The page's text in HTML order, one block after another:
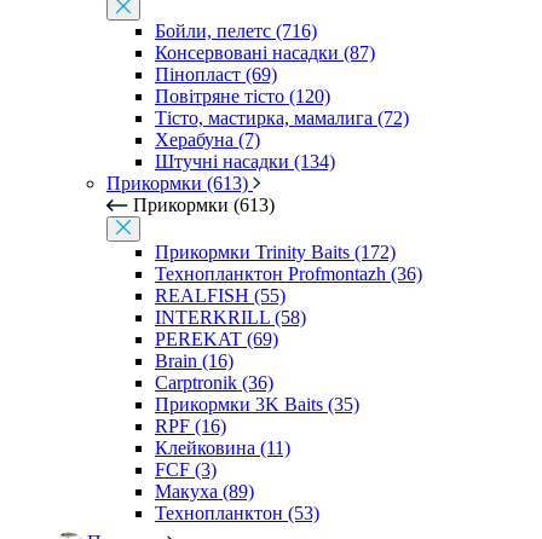
Бойли, пелетс (716)
Консервовані насадки (87)
Пінопласт (69)
Повітряне тісто (120)
Тісто, мастирка, мамалига (72)
Херабуна (7)
Штучні насадки (134)
Прикормки (613)
Прикормки (613)
Прикормки Trinity Baits (172)
Технопланктон Profmontazh (36)
REALFISH (55)
INTERKRILL (58)
PEREKAT (69)
Brain (16)
Carptronik (36)
Прикормки 3K Baits (35)
RPF (16)
Клейковина (11)
FCF (3)
Макуха (89)
Технопланктон (53)